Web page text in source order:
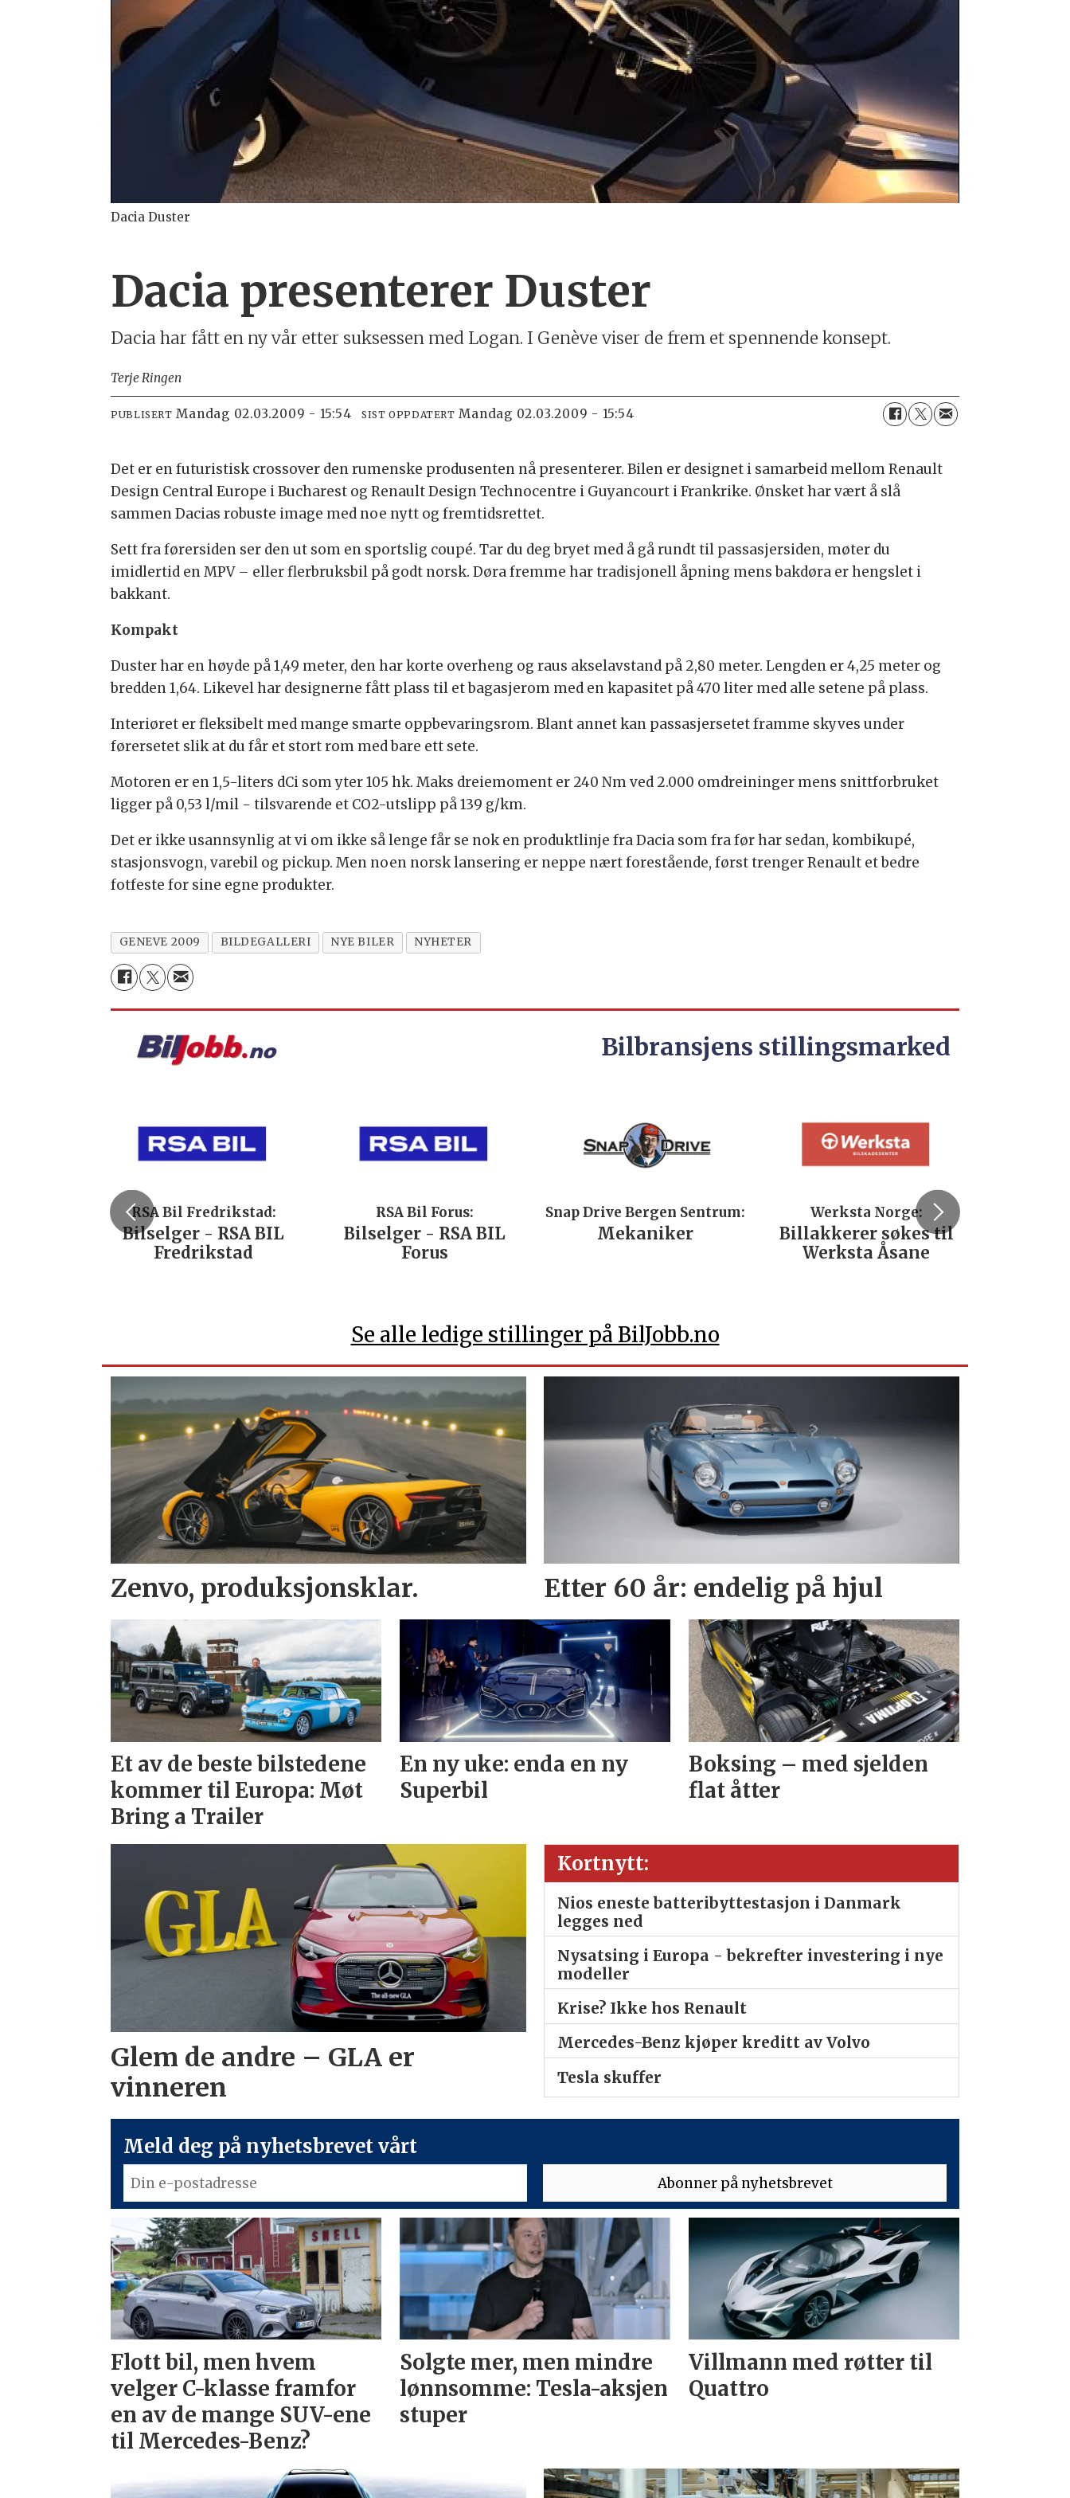
Dacia Duster
Dacia presenterer Duster
Dacia har fått en ny vår etter suksessen med Logan. I Genève viser de frem et spennende konsept.
Terje Ringen
PUBLISERT mandag 02.03.2009 - 15:54 SIST OPPDATERT mandag 02.03.2009 - 15:54
Det er en futuristisk crossover den rumenske produsenten nå presenterer. Bilen er designet i samarbeid mellom Renault
Design Central Europe i Bucharest og Renault Design Technocentre i Guyancourt i Frankrike. Ønsket har vært å slå
sammen Dacias robuste image med noe nytt og fremtidsrettet.
Sett fra førersiden ser den ut som en sportslig coupé. Tar du deg bryet med å gå rundt til passasjersiden, møter du
imidlertid en MPV – eller flerbruksbil på godt norsk. Døra fremme har tradisjonell åpning mens bakdøra er hengslet i
bakkant.
Kompakt
Duster har en høyde på 1,49 meter, den har korte overheng og raus akselavstand på 2,80 meter. Lengden er 4,25 meter og
bredden 1,64. Likevel har designerne fått plass til et bagasjerom med en kapasitet på 470 liter med alle setene på plass.
Interiøret er fleksibelt med mange smarte oppbevaringsrom. Blant annet kan passasjersetet framme skyves under
førersetet slik at du får et stort rom med bare ett sete.
Motoren er en 1,5-liters dCi som yter 105 hk. Maks dreiemoment er 240 Nm ved 2.000 omdreininger mens snittforbruket
ligger på 0,53 l/mil - tilsvarende et CO2-utslipp på 139 g/km.
Det er ikke usannsynlig at vi om ikke så lenge får se nok en produktlinje fra Dacia som fra før har sedan, kombikupé,
stasjonsvogn, varebil og pickup. Men noen norsk lansering er neppe nært forestående, først trenger Renault et bedre
fotfeste for sine egne produkter.
GENEVE 2009 BILDEGALLERI NYE BILER NYHETER
Bilbransjens stillingsmarked
RSA Bil Fredrikstad:
Bilselger - RSA BIL
Fredrikstad
RSA Bil Forus:
Bilselger - RSA BIL
Forus
Snap Drive Bergen Sentrum:
Mekaniker
Werksta Norge:
Billakkerer søkes til
Werksta Åsane
Se alle ledige stillinger på BilJobb.no
Zenvo, produksjonsklar. Etter 60 år: endelig på hjul
Et av de beste bilstedene
kommer til Europa: Møt
Bring a Trailer
En ny uke: enda en ny
Superbil
Boksing – med sjelden
flat åtter
Glem de andre – GLA er
vinneren
Kortnytt:
Nios eneste batteribyttestasjon i Danmark
legges ned
Nysatsing i Europa - bekrefter investering i nye
modeller
Krise? Ikke hos Renault
Mercedes-Benz kjøper kreditt av Volvo
Tesla skuffer
Meld deg på nyhetsbrevet vårt
Flott bil, men hvem
velger C-klasse framfor
en av de mange SUV-ene
til Mercedes-Benz?
Solgte mer, men mindre
lønnsomme: Tesla-aksjen
stuper
Villmann med røtter til
Quattro